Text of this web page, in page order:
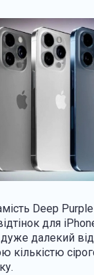
Deep
для
далекий
кількістю